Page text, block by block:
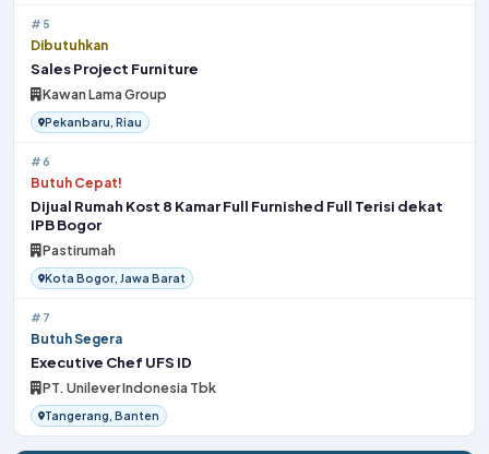
#5
Dibutuhkan
Sales Project Furniture
Kawan Lama Group
Pekanbaru, Riau
#6
Butuh Cepat!
Dijual Rumah Kost 8 Kamar Full Furnished Full Terisi dekat
IPB Bogor
Pastirumah
Kota Bogor, Jawa Barat
#7
Butuh Segera
Executive Chef UFS ID
PT. Unilever Indonesia Tbk
Tangerang, Banten